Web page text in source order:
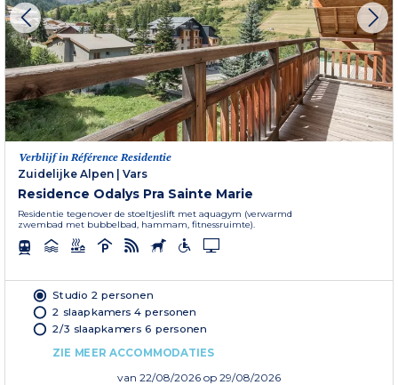
Verblijf in Référence Residentie
Zuidelijke Alpen | Vars
Residence Odalys Pra Sainte Marie
Residentie tegenover de stoeltjeslift met aquagym (verwarmd
zwembad met bubbelbad, hammam, fitnessruimte).
Studio 2 personen
2 slaapkamers 4 personen
2/3 slaapkamers 6 personen
ZIE MEER ACCOMMODATIES
van 22/08/2026 op 29/08/2026